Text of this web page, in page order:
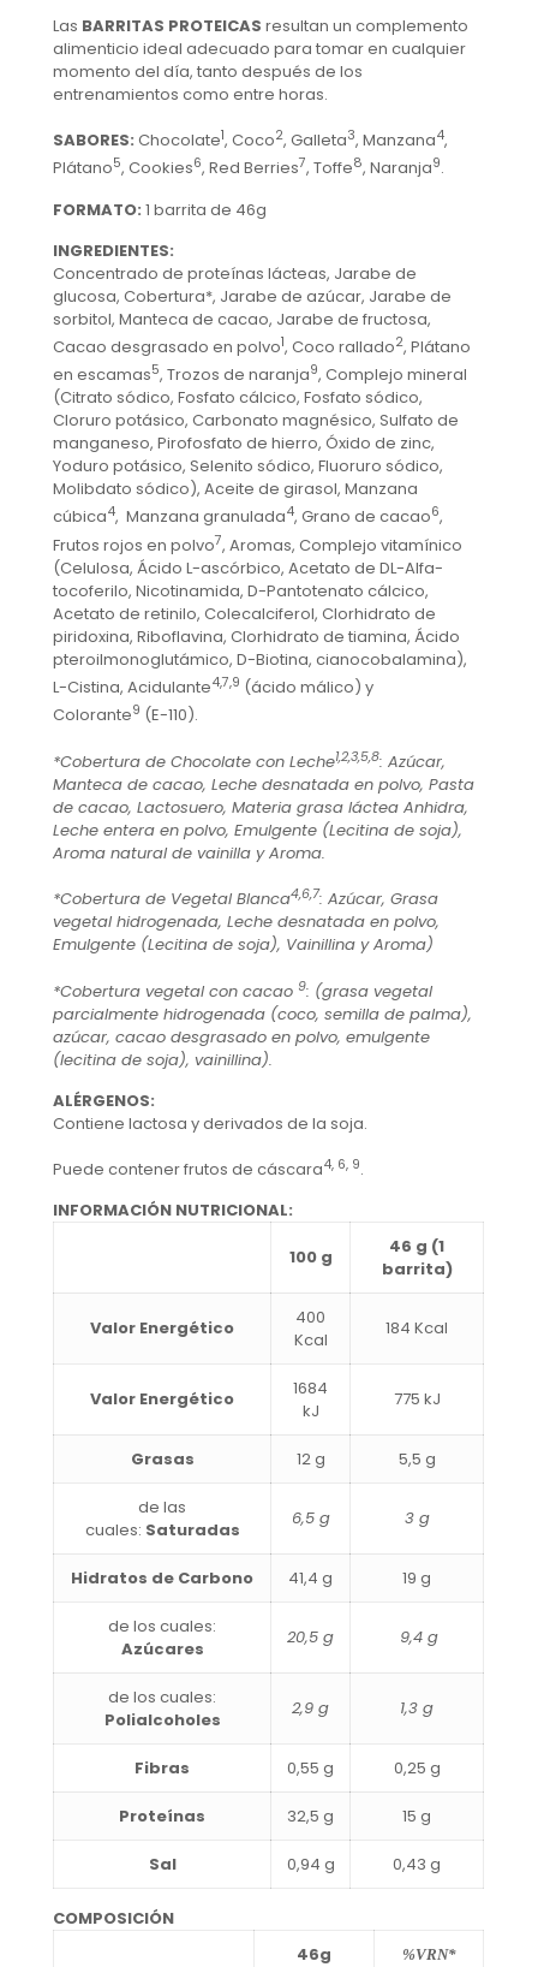
Las BARRITAS PROTEICASresultan un complemento
alimenticio ideal adecuado para tomar en cualquier
momento del día, tanto después de los
entrenamientos como entre horas.
SABORES: Chocolate1, Coco2, Galleta3, Manzana4,
Plátano5, Cookies6, Red Berries7, Toffe8, Naranja9.
FORMATO: 1 barrita de 46g
INGREDIENTES:
Concentrado de proteínas lácteas, Jarabe de
glucosa, Cobertura*, Jarabe de azúcar, Jarabe de
sorbitol, Manteca de cacao, Jarabe de fructosa,
Cacao desgrasado en polvo1, Coco rallado2, Plátano
en escamas5, Trozos de naranja9, Complejo mineral
(Citrato sódico, Fosfato cálcico, Fosfato sódico,
Cloruro potásico, Carbonato magnésico, Sulfato de
manganeso, Pirofosfato de hierro, Óxido de zinc,
Yoduro potásico, Selenito sódico, Fluoruro sódico,
Molibdato sódico), Aceite de girasol, Manzana
cúbica4, Manzana granulada4, Grano de cacao6,
Frutos rojos en polvo7, Aromas, Complejo vitamínico
(Celulosa, Ácido L-ascórbico, Acetato de DL-Alfa-
tocoferilo, Nicotinamida, D-Pantotenato cálcico,
Acetato de retinilo, Colecalciferol, Clorhidrato de
piridoxina, Riboflavina, Clorhidrato de tiamina, Ácido
pteroilmonoglutámico, D-Biotina, cianocobalamina),
L-Cistina, Acidulante4,7,9 (ácido málico) y
Colorante9 (E-110).
*Cobertura de Chocolate con Leche1,2,3,5,8: Azúcar,
Manteca de cacao, Leche desnatada en polvo, Pasta
de cacao, Lactosuero, Materia grasa láctea Anhidra,
Leche entera en polvo, Emulgente (Lecitina de soja),
Aroma natural de vainilla y Aroma.
*Cobertura de Vegetal Blanca4,6,7: Azúcar, Grasa
vegetal hidrogenada, Leche desnatada en polvo,
Emulgente (Lecitina de soja), Vainillina y Aroma)
*Cobertura vegetal con cacao 9: (grasa vegetal
parcialmente hidrogenada (coco, semilla de palma),
azúcar, cacao desgrasado en polvo, emulgente
(lecitina de soja), vainillina).
ALÉRGENOS:
Contiene lactosa y derivados de la soja.
Puede contener frutos de cáscara4, 6, 9.
INFORMACIÓN NUTRICIONAL:
100 g
46 g (1
barrita)
Valor Energético
400
Kcal
184 Kcal
Valor Energético
1684
kJ
775 kJ
Grasas 12 g 5,5 g
de las
cuales: Saturadas
6,5 g 3 g
Hidratos de Carbono 41,4 g 19 g
de los cuales:
Azúcares
20,5 g 9,4 g
de los cuales:
Polialcoholes
2,9 g 1,3 g
Fibras 0,55 g 0,25 g
Proteínas 32,5 g 15 g
Sal 0,94 g 0,43 g
COMPOSICIÓN
46g
%VRN*